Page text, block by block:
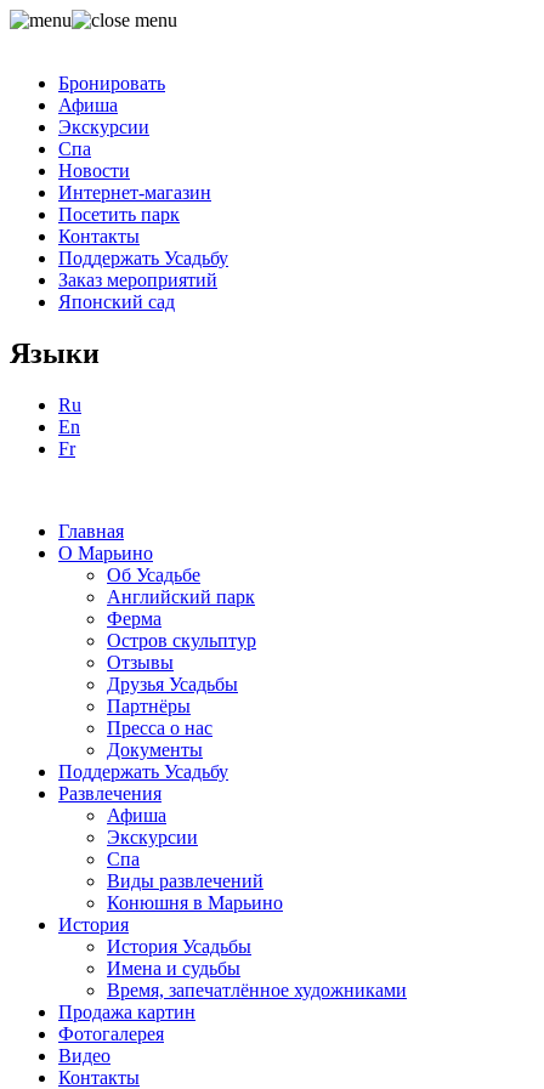
Бронировать
Афиша
Экскурсии
Спа
Новости
Интернет-магазин
Посетить парк
Контакты
Поддержать Усадьбу
Заказ мероприятий
Японский сад
Языки
Ru
En
Fr
Главная
О Марьино
Об Усадьбе
Английский парк
Ферма
Остров скульптур
Отзывы
Друзья Усадьбы
Партнёры
Пресса о нас
Документы
Поддержать Усадьбу
Развлечения
Афиша
Экскурсии
Спа
Виды развлечений
Конюшня в Марьино
История
История Усадьбы
Имена и судьбы
Время, запечатлённое художниками
Продажа картин
Фотогалерея
Видео
Контакты